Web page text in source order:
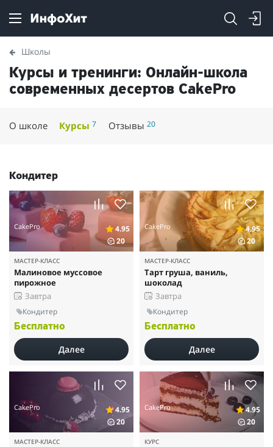
Школы
Курсы и тренинги: Онлайн-школа
современных десертов CakePro
О школе Курсы7 Отзывы 20
Кондитер
CakePro
4.95
20
МАСТЕР-КЛАСС
Малиновое муссовое
пирожное
Завтра
Кондитер
Бесплатно
Далее
CakePro
4.95
20
МАСТЕР-КЛАСС
Тарт груша, ваниль,
шоколад
Завтра
Кондитер
Бесплатно
Далее
CakePro
4.95
20
МАСТЕР-КЛАСС
CakePro
4.95
20
КУРС